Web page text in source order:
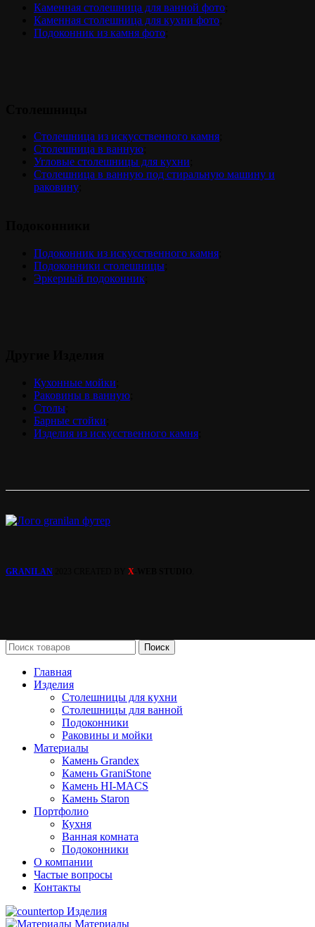
Каменная столешница для ванной фото
Каменная столешница для кухни фото
Подоконник из камня фото
Столешница из искусственного камня
Столешница в ванную
Угловые столешницы для кухни
Столешница в ванную под стиральную машину и
раковину
Подоконник из искусственного камня
Подоконники столешницы
Эркерный подоконник
Кухонные мойки
Раковины в ванную
Столы
Барные стойки
Изделия из искусственного камня
GRANILAN X
Поиск
Главная
Изделия
Столешницы для кухни
Столешницы для ванной
Подоконники
Раковины и мойки
Материалы
Камень Grandex
Камень GraniStone
Камень HI-MACS
Камень Staron
Портфолио
Кухня
Ванная комната
Подоконники
О компании
Частые вопросы
Контакты
Изделия
Материалы